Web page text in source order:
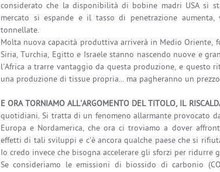
considerato che la disponibilità di bobine madri USA si
mercato si espande e il tasso di penetrazione
tonnellate.
Molta nuova capacità produttiva arriverà in Medio
Siria, Turchia, Egitto e Israele stanno nascendo nuove e
l'Africa a trarre vantaggio da questa produzione, e
una produzione di tissue propria... ma pagheranno un
E ORA TORNIAMO ALL'ARGOMENTO DEL TITOLO, IL
quotidiani. Si tratta di un fenomeno allarmante provocato
Europa e Nordamerica, che ora ci troviamo a dover
effetti di tali sviluppi e c'è ancora qualche paese che si
Io credo invece che bisogna accelerare gli sforzi per
Se consideriamo le emissioni di biossido di carbonio (CO